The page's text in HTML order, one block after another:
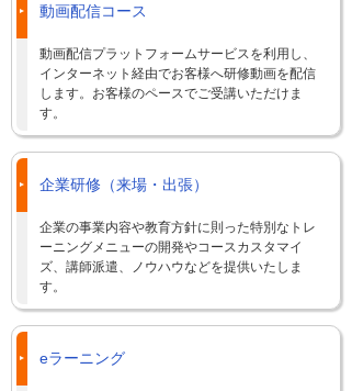
動画配信コース
動画配信プラットフォームサービスを利用し、
インターネット経由でお客様へ研修動画を配信
します。お客様のペースでご受講いただけま
す。
企業研修（来場・出張）
企業の事業内容や教育方針に則った特別なトレ
ーニングメニューの開発やコースカスタマイ
ズ、講師派遣、ノウハウなどを提供いたしま
す。
eラーニング